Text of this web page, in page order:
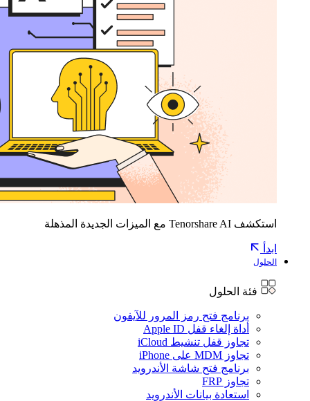
استكشف Tenorshare AI مع الميزات الجديدة المذهلة
ابدأ
الحلول
فئة الحلول
برنامج فتح رمز المرور للآيفون
أداة إلغاء قفل Apple ID
تجاوز قفل تنشيط iCloud
تجاوز MDM على iPhone
برنامج فتح شاشة الأندرويد
تجاوز FRP
استعادة بيانات الأندرويد